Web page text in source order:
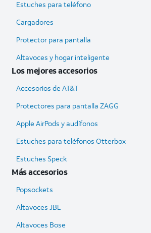
Estuches para teléfono
Cargadores
Protector para pantalla
Altavoces y hogar inteligente
Los mejores accesorios
Accesorios de AT&T
Protectores para pantalla ZAGG
Apple AirPods y audífonos
Estuches para teléfonos Otterbox
Estuches Speck
Más accesorios
Popsockets
Altavoces JBL
Altavoces Bose